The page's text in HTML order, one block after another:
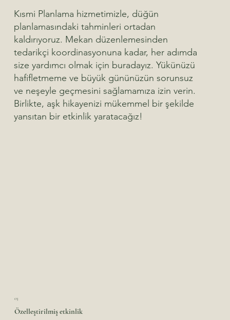
Kısmi Planlama hizmetimizle, düğün
planlamasındaki tahminleri ortadan
kaldırıyoruz. Mekan düzenlemesinden
tedarikçi koordinasyonuna kadar, her adımda
size yardımcı olmak için buradayız. Yükünüzü
hafifletmeme ve büyük gününüzün sorunsuz
ve neşeyle geçmesini sağlamamıza izin verin.
Birlikte, aşk hikayenizi mükemmel bir şekilde
yansıtan bir etkinlik yaratacağız!
03
Özelleştirilmiş etkinlik